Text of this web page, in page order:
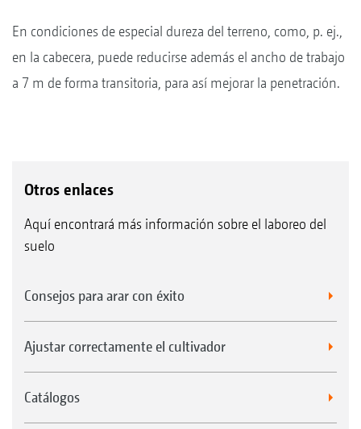
En condiciones de especial dureza del terreno, como, p. ej.,
en la cabecera, puede reducirse además el ancho de trabajo
a 7 m de forma transitoria, para así mejorar la penetración.
Otros enlaces
Aquí encontrará más información sobre el laboreo del
suelo
Consejos para arar con éxito
Ajustar correctamente el cultivador
Catálogos